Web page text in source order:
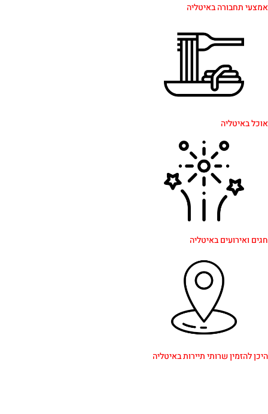
תחבורה באיטליה
באיטליה
שרותי תיירות באיטליה